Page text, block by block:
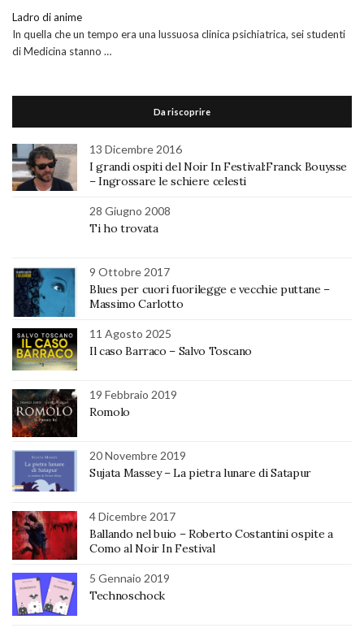
Ladro di anime
In quella che un tempo era una lussuosa clinica psichiatrica, sei studenti
di Medicina stanno …
Da riscoprire
13 Dicembre 2016
I grandi ospiti del Noir In Festival:Franck Bouysse
– Ingrossare le schiere celesti
28 Giugno 2008
Ti ho trovata
9 Ottobre 2017
Blues per cuori fuorilegge e vecchie puttane –
Massimo Carlotto
11 Agosto 2025
Il caso Barraco – Salvo Toscano
19 Febbraio 2019
Romolo
20 Novembre 2019
Sujata Massey – La pietra lunare di Satapur
4 Dicembre 2017
Ballando nel buio – Roberto Costantini ospite a
Como al Noir In Festival
5 Gennaio 2019
Technoschock